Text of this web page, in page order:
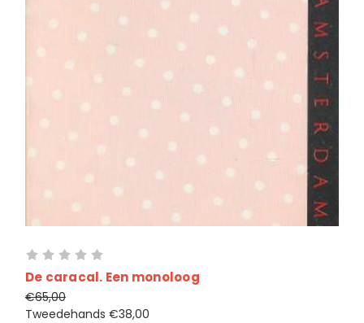
De caracal. Een monoloog
€65,00
Tweedehands €38,00